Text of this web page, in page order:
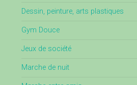
Dessin, peinture, arts plastiques
Gym Douce
Jeux de société
Marche de nuit